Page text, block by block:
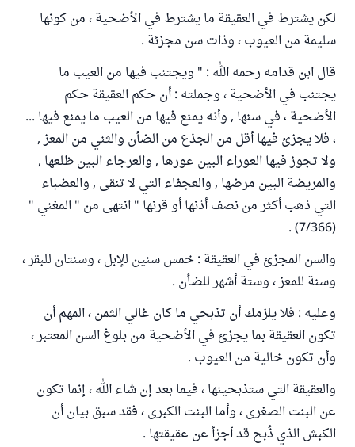
لكن يشترط في العقيقة ما يشترط في الأضحية ، من كونها
سليمة من العيوب ، وذات سن مجزئة .
قال ابن قدامه رحمه الله : " ويجتنب فيها من العيب ما
يجتنب في الأضحية ، وجملته : أن حكم العقيقة حكم
الأضحية ، في سنها , وأنه يمنع فيها من العيب ما يمنع فيها ...
، فلا يجزئ فيها أقل من الجذع من الضأن والثني من المعز ,
ولا تجوز فيها العوراء البين عورها , والعرجاء البين ظلعها ,
والمريضة البين مرضها , والعجفاء التي لا تنقى , والعضباء
التي ذهب أكثر من نصف أذنها أو قرنها " انتهى من " المغني "
(7/366) .
والسن المجزئ في العقيقة : خمس سنين للإبل ، وسنتان للبقر ،
وسنة للمعز ، وستة أشهر للضأن .
وعليه : فلا يلزمك أن تذبحي ما كان غالي الثمن ، المهم أن
تكون العقيقة بما يجزئ في الأضحية من بلوغ السن المعتبر ،
وأن تكون خالية من العيوب .
والعقيقة التي ستذبحينها ، فيما بعد إن شاء الله ، إنما تكون
عن البنت الصغرى ، وأما البنت الكبرى ، فقد سبق بيان أن
الكبش الذي ذُبح قد أجزأ عن عقيقتها .